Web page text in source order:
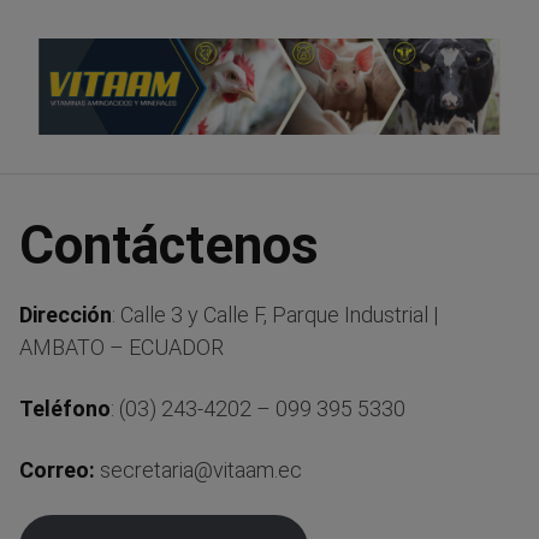
contenido
Contáctenos
Dirección: Calle 3 y Calle F, Parque Industrial |
AMBATO – ECUADOR
Teléfono: (03) 243-4202 – 099 395 5330
Correo: secretaria@vitaam.ec